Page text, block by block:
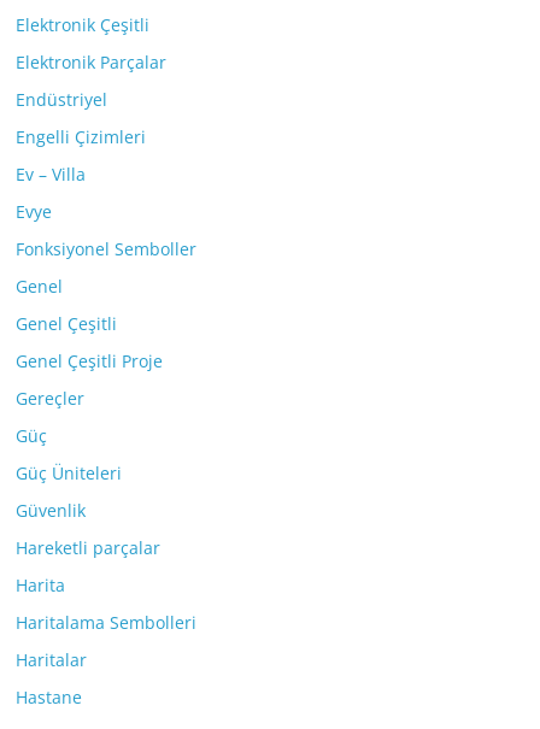
Elektronik Çeşitli
Elektronik Parçalar
Endüstriyel
Engelli Çizimleri
Ev – Villa
Evye
Fonksiyonel Semboller
Genel
Genel Çeşitli
Genel Çeşitli Proje
Gereçler
Güç
Güç Üniteleri
Güvenlik
Hareketli parçalar
Harita
Haritalama Sembolleri
Haritalar
Hastane